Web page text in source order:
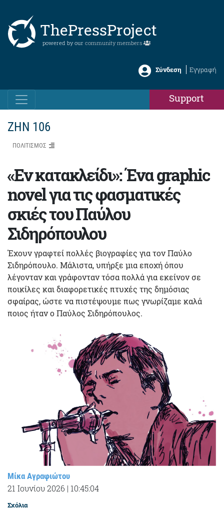
ThePressProject
powered by our community members
Σύνδεση Εγγραφή
Support
ΖΗΝ 106
ΠΟΛΙΤΙΣΜΟΣ
«Εν κατακλείδι»: Ένα graphic
novel για τις φασματικές
σκιές του Παύλου
Σιδηρόπουλου
Έχουν γραφτεί πολλές βιογραφίες για τον Παύλο
Σιδηρόπουλο. Μάλιστα, υπήρξε μια εποχή όπου
λέγονταν και γράφονταν τόσα πολλά για εκείνον σε
ποικίλες και διαφορετικές πτυχές της δημόσιας
σφαίρας, ώστε να πιστέψουμε πως γνωρίζαμε καλά
ποιος ήταν ο Παύλος Σιδηρόπουλος.
Μίκα Αγραφιώτου
21 Ιουνίου 2026 | 10:45:04
Σχόλια